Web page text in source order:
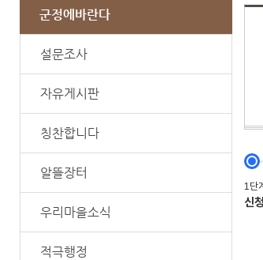
군정에바란다
설문조사
자유게시판
칭찬합니다
알뜰장터
우리마을소식
적극행정